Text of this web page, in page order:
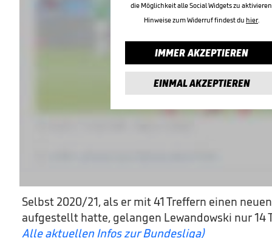
die Möglichkeit alle Social Widgets zu
Hinweise zum Widerruf findest du hier.
IMMER AKZEPTIEREN
EINMAL AKZEPTIEREN
Selbst 2020/21, als er mit 41 Treffern einen
aufgestellt hatte, gelangen Lewandowski nur 14
Alle aktuellen Infos zur Bundesliga)